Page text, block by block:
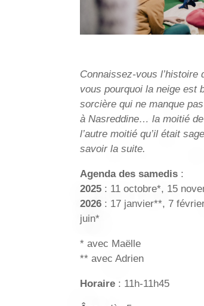
Connaissez-vous
vous pourquoi la neige est
sorcière qui ne manque
à Nasreddine… la moitié
l’autre moitié qu’il était
savoir la suite.
Agenda des samedis :
2025 : 11 octobre*, 15
2026 : 17 janvier**, 7
juin*
* avec Maëlle
** avec Adrien
Horaire : 11h-11h45